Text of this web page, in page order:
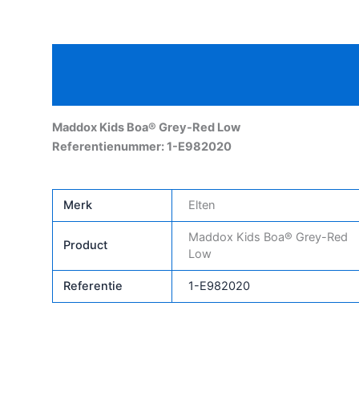
Red
Maddox Kids Boa® Grey-Red Low
Referentienummer: 1-E982020
Merk Elten
Product
Maddox Kids Boa® Grey-Red
Low
Referentie 1-E982020